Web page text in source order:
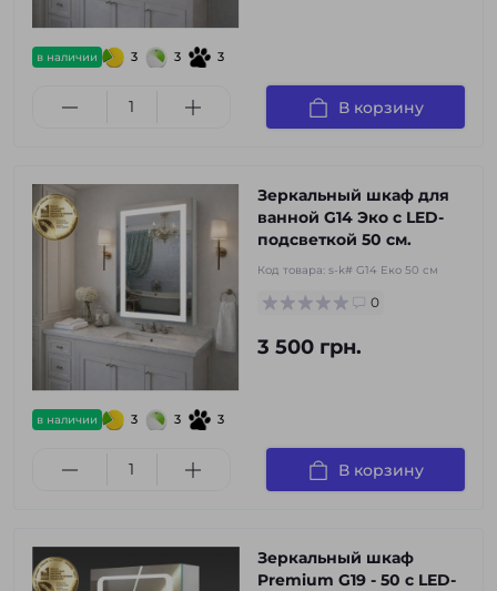
в наличии 3 3 3
В корзину
в наличии 3 3 3
Зеркальный шкаф для
ванной G14 Эко с LED-
подсветкой 50 см.
Код товара: s-k# G14 Еко 50 см
0
3 500 грн.
В корзину
Зеркальный шкаф
Premium G19 - 50 с LED-